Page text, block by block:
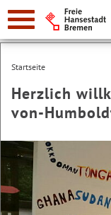
zur
Navigation
Suche:
Startseite
Herzlich
von-